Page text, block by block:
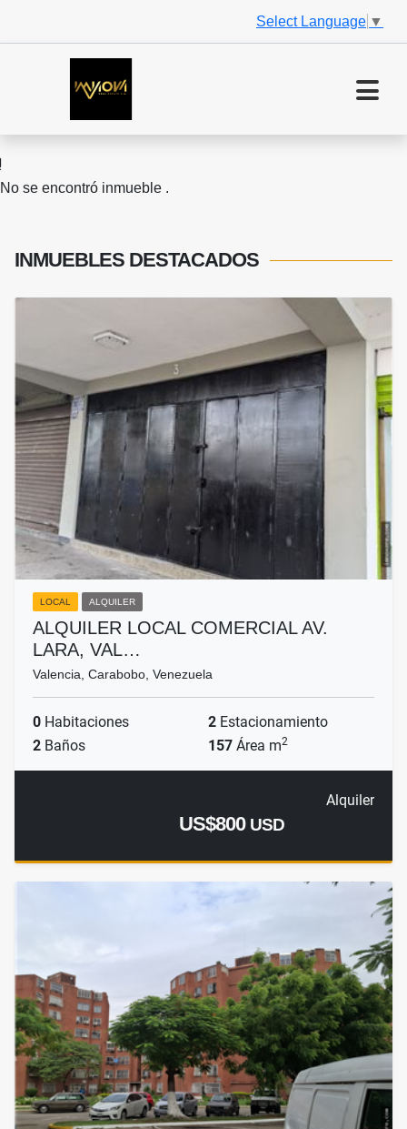
Select Language ▼
No se encontró inmueble .
INMUEBLES DESTACADOS
LOCAL ALQUILER
ALQUILER LOCAL COMERCIAL AV.
LARA, VAL…
Valencia, Carabobo, Venezuela
0 Habitaciones 2 Estacionamiento
2 Baños 157 Área m2
Alquiler
US$800 USD